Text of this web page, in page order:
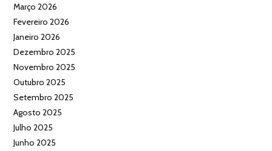
Março 2026
Fevereiro 2026
Janeiro 2026
Dezembro 2025
Novembro 2025
Outubro 2025
Setembro 2025
Agosto 2025
Julho 2025
Junho 2025